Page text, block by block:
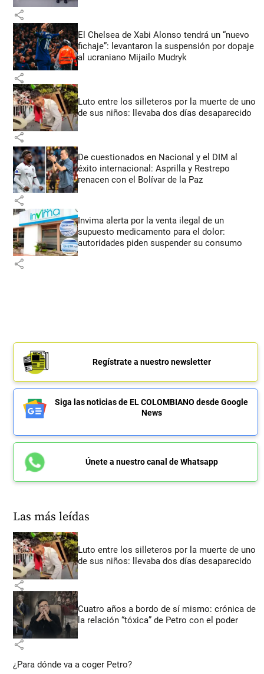
share
El Chelsea de Xabi Alonso tendrá un “nuevo
fichaje”: levantaron la suspensión por dopaje
al ucraniano Mijailo Mudryk
share
Luto entre los silleteros por la muerte de uno
de sus niños: llevaba dos días desaparecido
share
De cuestionados en Nacional y el DIM al
éxito internacional: Asprilla y Restrepo
renacen con el Bolívar de la Paz
share
Invima alerta por la venta ilegal de un
supuesto medicamento para el dolor:
autoridades piden suspender su consumo
share
Regístrate a nuestro newsletter
Siga las noticias de EL COLOMBIANO desde Google
News
Únete a nuestro canal de Whatsapp
Las más leídas
Luto entre los silleteros por la muerte de uno
de sus niños: llevaba dos días desaparecido
share
Cuatro años a bordo de sí mismo: crónica de
la relación “tóxica” de Petro con el poder
share
¿Para dónde va a coger Petro?